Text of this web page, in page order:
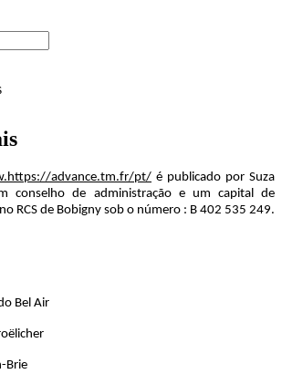
advance.tm.fr/pt/ é publicado por Suza
conselho de administração e um capital de
RCS de Bobigny sob o número : B 402 535 249.
Bel Air
Brie